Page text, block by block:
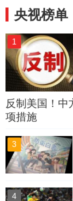
央视榜单
1
反制美国！中
项措施
3
4